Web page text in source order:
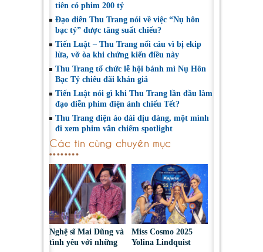
tiên có phim 200 tỷ
Đạo diễn Thu Trang nói về việc “Nụ hôn
bạc tỷ” được tăng suất chiếu?
Tiến Luật – Thu Trang nổi cáu vì bị ekip
lừa, vỡ òa khi chứng kiến điều này
Thu Trang tổ chức lễ hội bánh mì Nụ Hôn
Bạc Tỷ chiêu đãi khán giả
Tiến Luật nói gì khi Thu Trang lần đầu làm
đạo diễn phim điện ảnh chiếu Tết?
Thu Trang diện áo dài dịu dàng, một mình
đi xem phim vẫn chiếm spotlight
Các tin cùng chuyên mục
Nghệ sĩ Mai Dũng và
tình yêu với những
Miss Cosmo 2025
Yolina Lindquist